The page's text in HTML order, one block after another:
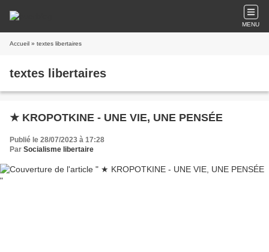
MENU
Accueil » textes libertaires
textes libertaires
★ KROPOTKINE - UNE VIE, UNE PENSÉE
Publié le 28/07/2023 à 17:28
Par Socialisme libertaire